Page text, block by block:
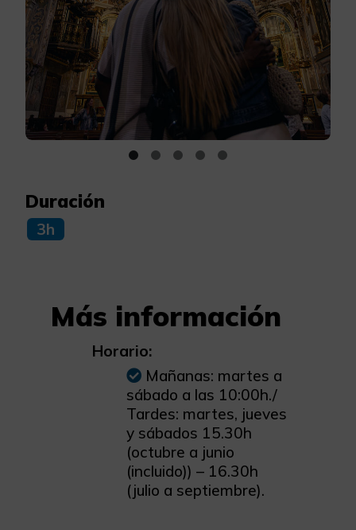
Duración
3h
Más información
Horario:
Mañanas: martes a
sábado a las 10:00h./
Tardes: martes, jueves
y sábados 15.30h
(octubre a junio
(incluido)) – 16.30h
(julio a septiembre).